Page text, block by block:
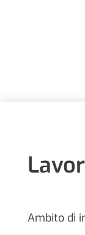
Ambito di